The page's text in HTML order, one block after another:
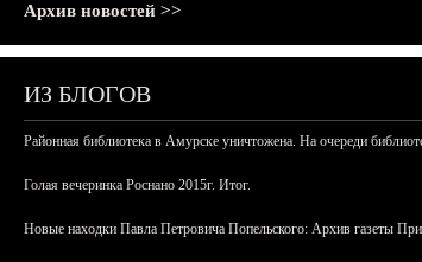
Архив новостей >>
ИЗ БЛОГОВ
Районная библиотека в Амурске уничтожена. На очереди
Голая вечеринка Роснано 2015г. Итог.
Новые находки Павла Петровича Попельского: Архив газеты